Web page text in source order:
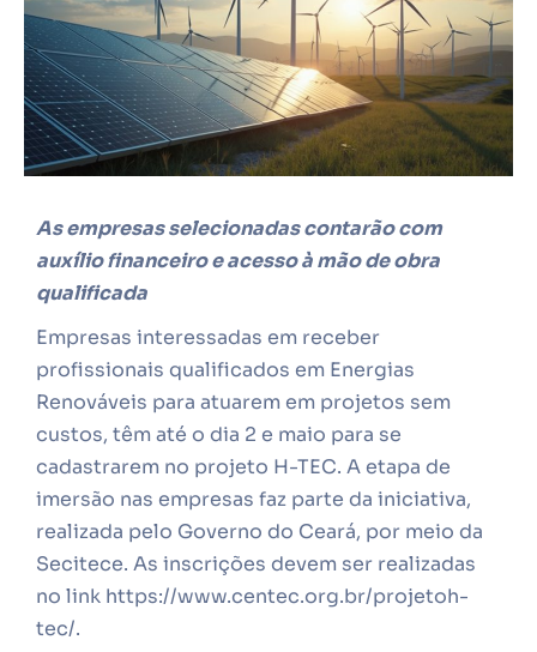
As empresas selecionadas contarão com
auxílio financeiro e acesso à mão de obra
qualificada
Empresas interessadas em receber
profissionais qualificados em Energias
Renováveis para atuarem em projetos sem
custos, têm até o dia 2 e maio para se
cadastrarem no projeto H-TEC. A etapa de
imersão nas empresas faz parte da iniciativa,
realizada pelo Governo do Ceará, por meio da
Secitece. As inscrições devem ser realizadas
no link https://www.centec.org.br/projetoh-
tec/.